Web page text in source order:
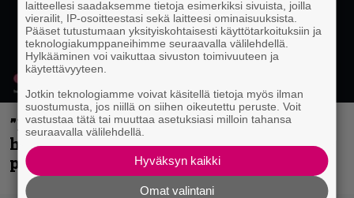
”Mitalini näyttää ihan plektralta” –
huippu-uimari jamittelee Megadethiä
palkinnollaan
laitteellesi saadaksemme tietoja esimerkiksi sivuista, joilla
vierailit, IP-osoitteestasi sekä laitteesi ominaisuuksista.
Pääset tutustumaan yksityiskohtaisesti käyttötarkoituksiin ja
teknologiakumppaneihimme seuraavalla välilehdellä.
Hylkääminen voi vaikuttaa sivuston toimivuuteen ja
käytettävyyteen.
Jotkin teknologiamme voivat käsitellä tietoja myös ilman
suostumusta, jos niillä on siihen oikeutettu peruste. Voit
vastustaa tätä tai muuttaa asetuksiasi milloin tahansa
seuraavalla välilehdellä.
Hyväksyn kaikki
Omat valintani